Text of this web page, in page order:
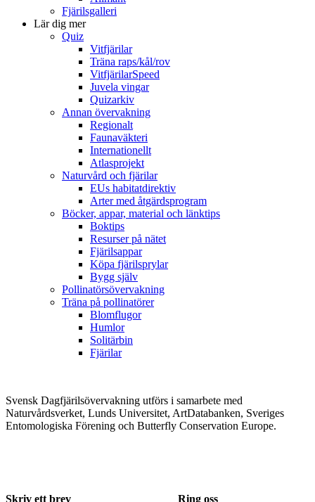
Fjärilsgalleri
Lär dig mer
Quiz
Vitfjärilar
Träna raps/kål/rov
VitfjärilarSpeed
Juvela vingar
Quizarkiv
Annan övervakning
Regionalt
Faunaväkteri
Internationellt
Atlasprojekt
Naturvård och fjärilar
EUs habitatdirektiv
Arter med åtgärdsprogram
Böcker, appar, material och länktips
Boktips
Resurser på nätet
Fjärilsappar
Köpa fjärilsprylar
Bygg själv
Pollinatörsövervakning
Träna på pollinatörer
Blomflugor
Humlor
Solitärbin
Fjärilar
Svensk Dagfjärilsövervakning utförs i samarbete med
Naturvårdsverket, Lunds Universitet, ArtDatabanken, Sveriges
Entomologiska Förening och Butterfly Conservation Europe.
Skriv ett brev Ring oss